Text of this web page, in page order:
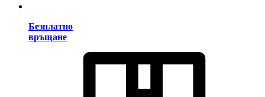
Безплатно
връщане